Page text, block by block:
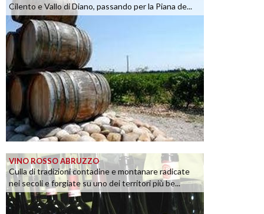
Cilento e Vallo di Diano, passando per la Piana de...
VINO ROSSO ABRUZZO
Culla di tradizioni contadine e montanare radicate
nei secoli e forgiate su uno dei territori più be...